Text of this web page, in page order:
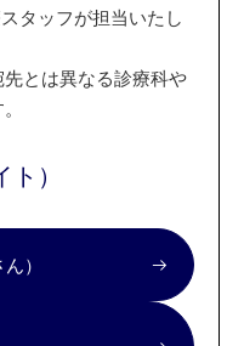
タッフが担当いたし
とは異なる診療科や
）
）